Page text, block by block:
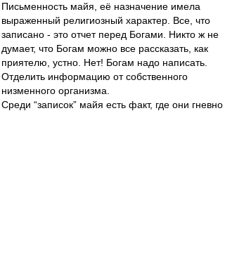
Письменность майя, её назначение имела
выраженный религиозный характер. Все, что
записано - это отчет перед Богами. Никто ж не
думает, что Богам можно все рассказать, как
приятелю, устно. Нет! Богам надо написать.
Отделить информацию от собственного
низменного организма.
Среди “записок” майя есть факт, где они гневно